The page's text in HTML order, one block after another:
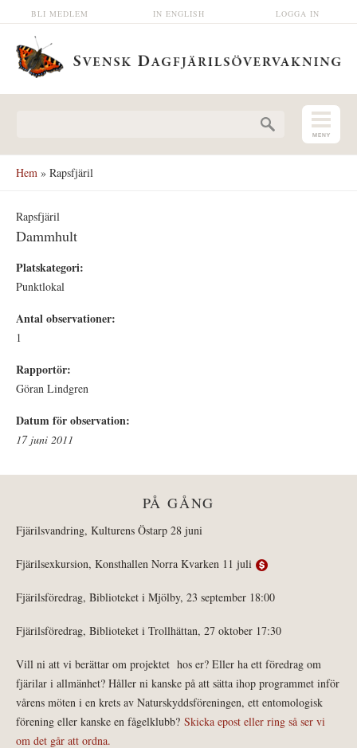
Hoppa till huvudinnehåll LOGGA IN
IN ENGLISH
BLI MEDLEM
Hem » Rapsfjäril
Rapsfjäril
Dammhult
Platskategori:
Punktlokal
Antal observationer:
1
Rapportör:
Göran Lindgren
Datum för observation:
17 juni 2011
PÅ GÅNG
Fjärilsvandring, Kulturens Östarp 28 juni
Fjärilsexkursion, Konsthallen Norra Kvarken 11 juli
Fjärilsföredrag, Biblioteket i Mjölby, 23 september 18:00
Fjärilsföredrag, Biblioteket i Trollhättan, 27 oktober 17:30
Vill ni att vi berättar om projektet hos er? Eller ha ett föredrag om
fjärilar i allmänhet? Håller ni kanske på att sätta ihop programmet inför
vårens möten i en krets av Naturskyddsföreningen, ett entomologisk
förening eller kanske en fågelklubb? Skicka epost eller ring så ser vi
om det går att ordna.